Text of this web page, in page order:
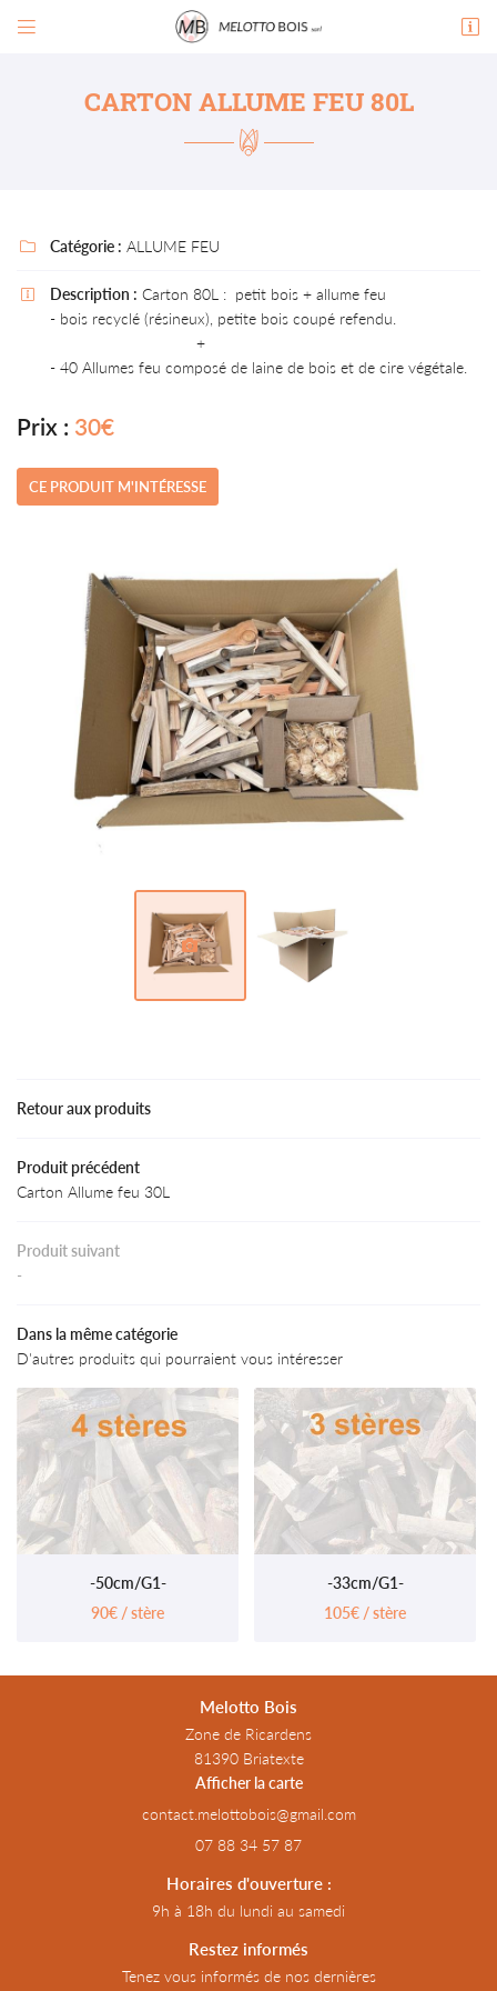

/ TARIFS

07 88 34 57 87
Adresse email de réception
le formulaire de désinscription
INSCRIPTION
PENSEZ À RÉSERVER VOTRE
TABLE !
CARTON ALLUME FEU 80L
 Catégorie : ALLUME FEU
 Description : Carton 80L : petit bois + allume feu
- bois recyclé (résineux), petite bois coupé refendu.
+
- 40 Allumes feu composé de laine de bois et de cire végétale.
Prix : 30€
CE PRODUIT M'INTÉRESSE
Retour aux produits
Produit précédent
Carton Allume feu 30L
Produit suivant
-
Dans la même catégorie
D'autres produits qui pourraient vous intéresser
-50cm/G1-
90€ / stère
-33cm/G1-
105€ / stère
Melotto Bois
Zone de Ricardens
81390 Briatexte
Afficher la carte
07 88 34 57 87
Horaires d'ouverture :
9h à 18h du lundi au samedi
Restez informés
Tenez vous informés de nos dernières